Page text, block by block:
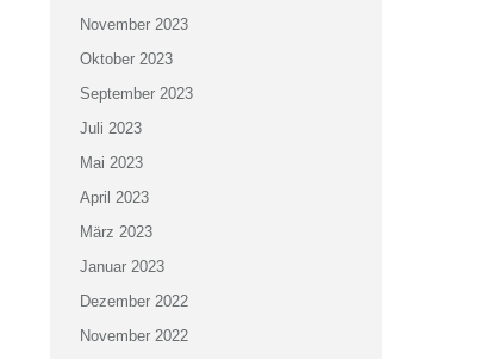
November 2023
Oktober 2023
September 2023
Juli 2023
Mai 2023
April 2023
März 2023
Januar 2023
Dezember 2022
November 2022